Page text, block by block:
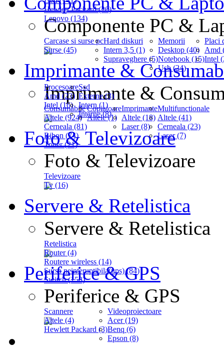
Hewlett Packard (20)
Lenovo (134)
Componente PC &
Carcase si surse pc
Surse (45)
Hard diskuri
Intern 3,5 (1)
Supraveghere (5)
Memorii
Desktop (40)
Notebook (15)
Usb (24)
Placi
Amd
Intel
Procesoare
Amd (23)
Intel (16)
Ssd
Externe (3)
Intern (1)
Interne (8)
Imprimante &
Imprimante &
Consumabile
Altele (924)
Cerneala (81)
Ribon (74)
Toner (21)
Copiatoare
Altele (1)
Imprimante
Altele (18)
Laser (8)
Multifunctionale
Altele (41)
Cerneala (23)
Laser (7)
Foto & Televizoare
Foto & Televizoare
Televizoare
Tv (16)
Servere & Retelistica
Servere & Retelistica
Retelistica
Router (4)
Routere wireless (14)
Sursa neinteruptibila(ups) (84)
Switch (158)
Periferice & GPS
Periferice & GPS
Scannere
Altele (4)
Hewlett Packard (3)
Videoproiectoare
Acer (19)
Benq (6)
Epson (8)